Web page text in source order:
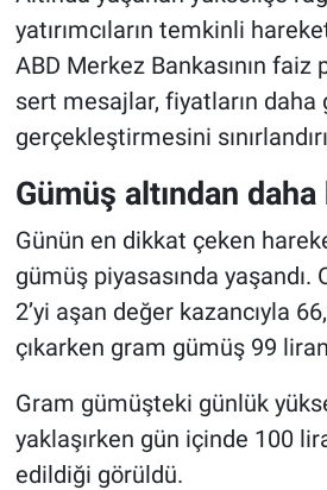
yatırımcıların temkinli
ABD Merkez Bankasının faiz
sert mesajlar, fiyatların daha
gerçekleştirmesini
Gümüş altından daha
Günün en dikkat çeken
gümüş piyasasında yaşandı.
2’yi aşan değer kazancıyla
çıkarken gram gümüş 99
Gram gümüşteki günlük
yaklaşırken gün içinde 100
edildiği görüldü.